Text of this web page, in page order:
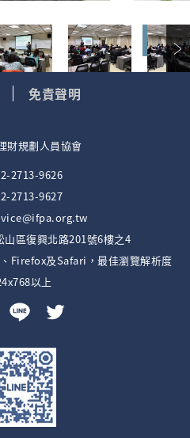
免責聲明
財規劃人員協會
2713-9626
2713-9627
區復興北路201號6樓之4
Firefox及Safari，最佳瀏覽解析度
以上